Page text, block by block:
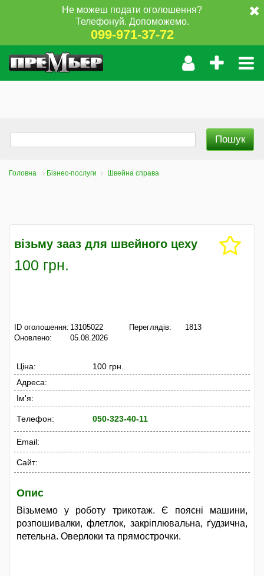
Не можеш подати оголошення?
Телефонуй. Допоможемо.
099-971-37-72
Головна Бізнес-послуги Швейна справа
візьму зааз для швейного цеху
100 грн.
ID оголошення: 13105022
Оновлено:
05.08.2026
Переглядів: 1813
Ціна:
100 грн.
Адреса:
Ім'я:
Телефон: 050-323-40-11
Email:
Сайт:
Опис
Візьмемо у роботу трикотаж. Є поясні машини,
розпошивалки, флетлок, закріплювальна, ґудзична,
петельна. Оверлоки та прямострочки.